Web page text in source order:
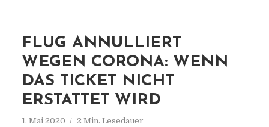
FLUG ANNULLIERT
WEGEN CORONA: WENN
DAS TICKET NICHT
ERSTATTET WIRD
1. Mai 2020 2 Min. Lesedauer